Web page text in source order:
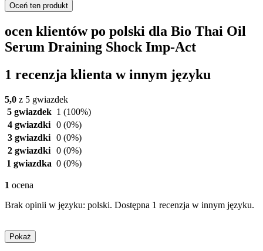
Oceń ten produkt
ocen klientów po polski dla Bio Thai Oil
Serum Draining Shock Imp-Act
1 recenzja klienta w innym języku
5,0 z 5 gwiazdek
5 gwiazdek 1 (100%)
4 gwiazdki 0 (0%)
3 gwiazdki 0 (0%)
2 gwiazdki 0 (0%)
1 gwiazdka 0 (0%)
1 ocena
Brak opinii w języku: polski. Dostępna 1 recenzja w innym języku.
Pokaż